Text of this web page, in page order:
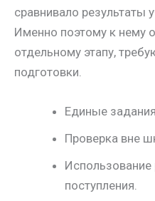
сравнивало результаты
Именно поэтому к нему
отдельному этапу,
подготовки.
Единые
Проверка вне
Использование
поступления.